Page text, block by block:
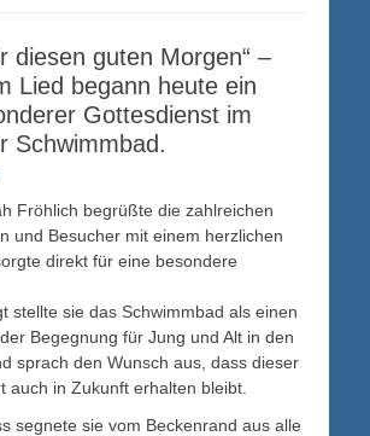
diesen guten Morgen“ –
Lied begann heute ein
Gottesdienst im
Schwimmbad.
Fröhlich begrüßte die zahlreichen
und Besucher mit einem herzlichen
direkt für eine besondere
stellte sie das Schwimmbad als einen
Begegnung für Jung und Alt in den
sprach den Wunsch aus, dass dieser
auch in Zukunft erhalten bleibt.
segnete sie vom Beckenrand aus alle